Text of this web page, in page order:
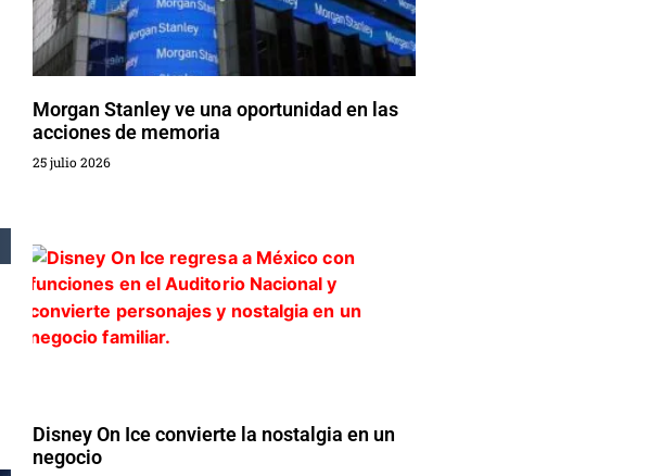
Morgan Stanley ve una oportunidad en las
acciones de memoria
25 julio 2026
Disney On Ice convierte la nostalgia en un
negocio